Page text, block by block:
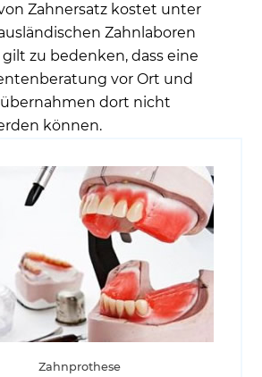
Zahnersatz kostet unter
Zahnlaboren
zu bedenken, dass eine
vor Ort und
dort nicht
können.
Zahnprothese